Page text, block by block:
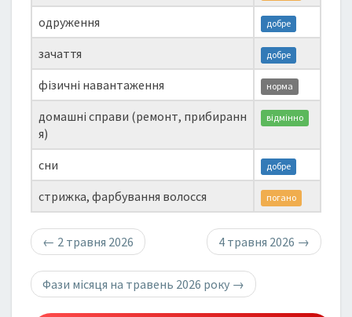
одруження добре
зачаття добре
фізичні навантаження норма
домашні справи (ремонт, прибиранн
я)
відмінно
сни добре
стрижка, фарбування волосся погано
← 2 травня 2026 4 травня 2026 →
Фази місяця на травень 2026 року →